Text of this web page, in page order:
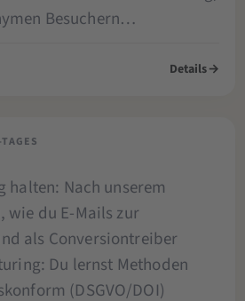
Besuchern…
Details→
halten: Nach unserem
du E-Mails zur
als Conversiontreiber
Du lernst Methoden
(DSGVO/DOI)